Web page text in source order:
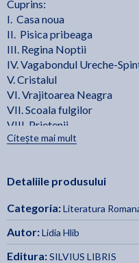
Cuprins:
I. Casa noua
II. Pisica pribeaga
III. Regina Noptii
IV. Vagabondul Ureche-
V. Cristalul
VI. Vrajitoarea Neagra
VII. Scoala fulgilor
VIII. Prietenii
IX. Viscolul
XII. Razbunarea
Citește mai mult
Detaliile produsului
Categoria:Literatura
Autor:Lidia Hlib
Editura:SILVIUS LIBRIS